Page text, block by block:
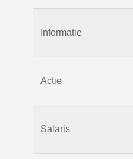
Informatie
Actie
Salaris